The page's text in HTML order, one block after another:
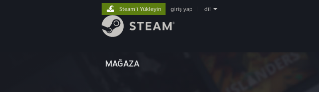
MAĞAZA
Steam'i Yükleyin giriş yap dil